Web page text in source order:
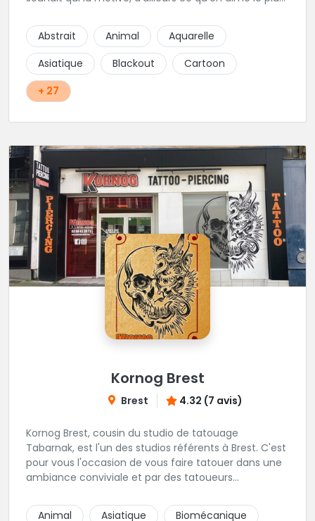
néo trad. Une tatoueuse recommandée et à
recommander !
Abstrait Animal
Aquarelle
Asiatique
Blackout
Cartoon
+ 27
Kornog Brest
Brest 4.32 (7 avis)
Kornog Brest, cousin du studio de tatouage
Tabarnak, est l'un des studios référents à Brest. C'est
pour vous l'occasion de vous faire tatouer dans une
ambiance conviviale et par des tatoueurs
vous se fait uniquement en magasin ou par
Animal Asiatique Biomécanique